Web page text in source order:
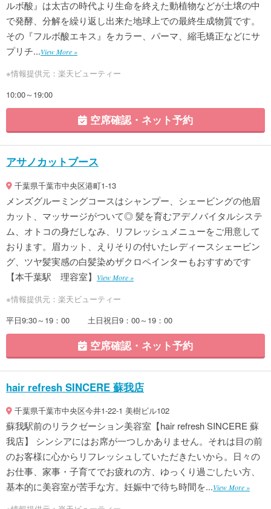
ルボ酸』は太古の時代より生命を終えた動植物などが土壌の中
で発酵、分解を繰り返し出来た地球上での最終生成物質です。
その『フルボ酸エキス』をカラー、パーマ、縮毛矯正などにサ
プリチ...View More »
※情報提供元：楽天ビューティー
10:00～19:00
空席確認・ネット予約
アサノカットブース
千葉県千葉市中央区港町1-13
メンズグルーミングコースはシャンプー、シェービングの他眉
カット、マッサージがついて◎ 髪を育むアデノバイタルシステ
ム、オトコの身だしなみ、リフレッシュメニューをご用意して
おります。眉カット、えりそりの付いたレディースシェービン
グ、ツヤ髪実感の白髪染めザクロペインターもおすすめです
【本千葉駅 理容室】
View More »
※情報提供元：楽天ビューティー
平日9:30～19：00 土日祝日9：00～19：00
空席確認・ネット予約
hair refresh SINCERE 蘇我店
千葉県千葉市中央区今井1-22-1 美樹ビル102
蘇我駅前のリラクゼーション美容室【hair refresh SINCERE 蘇
我店】 シンシアにはお席が一つしかありません。それは目の前
のお客様に心からリフレッシュしていただきたいから。日々の
お仕事、家事・子育てでお疲れの方、ゆっくり過ごしたい方、
基本的に美容室が苦手な方。妊娠中で待ち時間を...View More »